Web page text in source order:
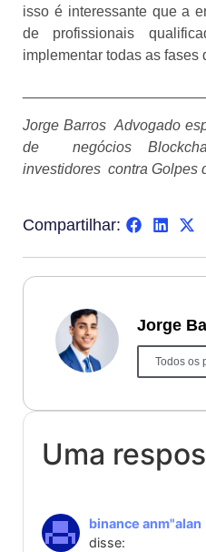
isso é interessante que a
de profissionais
implementar todas as fases
Jorge Barros Advogado
de negócios
investidores contra Golpes
Compartilhar:
Jorge
Todos os
Uma
binance anm"alan
disse: